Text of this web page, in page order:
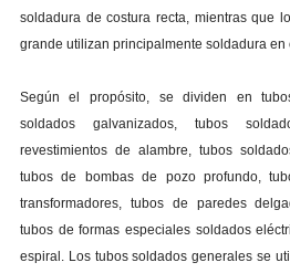
soldadura de costura recta, mientras que
grande utilizan principalmente soldadura en
Según el propósito, se dividen en
soldados galvanizados, tubos
revestimientos de alambre, tubos
tubos de bombas de pozo profundo,
transformadores, tubos de paredes
tubos de formas especiales soldados
espiral. Los tubos soldados generales se